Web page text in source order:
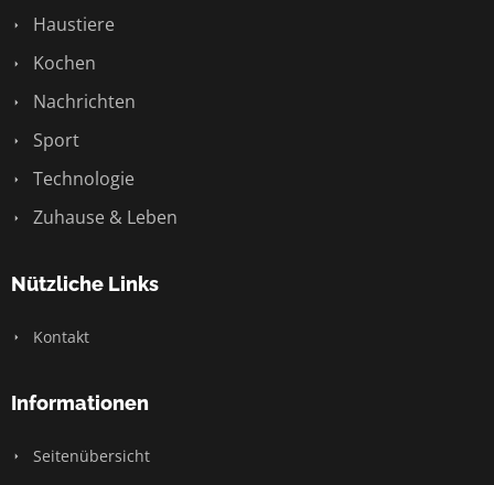
Haustiere
Kochen
Nachrichten
Sport
Technologie
Zuhause & Leben
Nützliche Links
Kontakt
Informationen
Seitenübersicht